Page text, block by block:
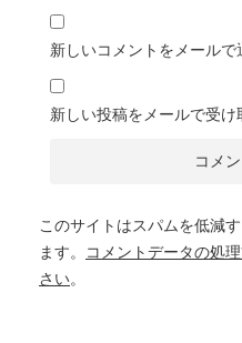
新しいコメントをメールで
新しい投稿をメールで受け
このサイトはスパムを低減
ます。
コメントデータの処
さい。